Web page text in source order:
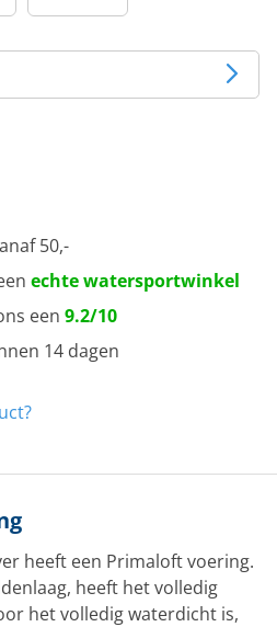
50,-
echte watersportwinkel
een 9.2/10
14 dagen
heeft een Primaloft voering.
heeft het volledig
het volledig waterdicht is,